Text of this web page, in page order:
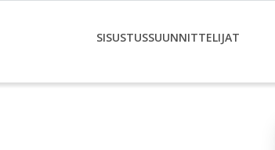
SISUSTUSSUUNNITTELIJAT